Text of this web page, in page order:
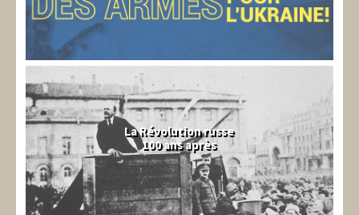
La Révolution russe
100 ans après